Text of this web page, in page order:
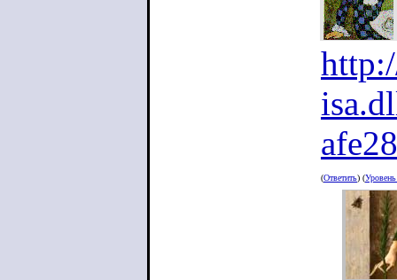
(Ответить) (